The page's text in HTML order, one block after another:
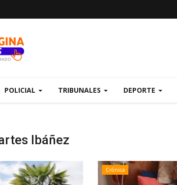
POLICIAL TRIBUNALES DEPORTE
Ibáñez
Crónica